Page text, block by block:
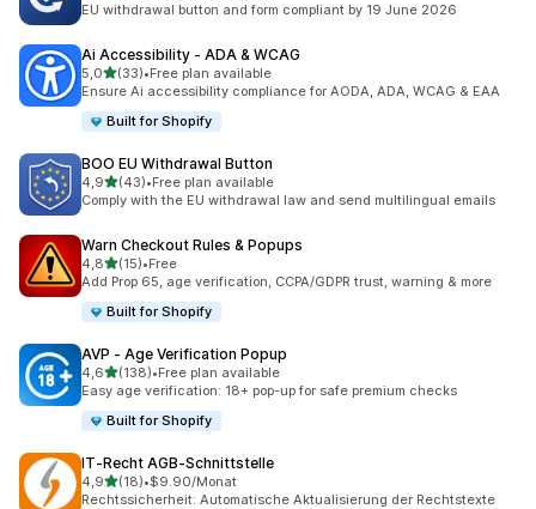
EU withdrawal button and form compliant by 19 June 2026
Ai Accessibility ‑ ADA & WCAG
5,05 yıldız üzerinden
(33)
toplam 33 değerlendirme
•Free plan available
Ensure Ai accessibility compliance for AODA, ADA, WCAG & EAA
Built for Shopify
BOO EU Withdrawal Button
4,95 yıldız üzerinden
(43)
toplam 43 değerlendirme
•Free plan available
Comply with the EU withdrawal law and send multilingual emails
Warn Checkout Rules & Popups
4,85 yıldız üzerinden
(15)
toplam 15 değerlendirme
•Free
Add Prop 65, age verification, CCPA/GDPR trust, warning & more
Built for Shopify
AVP ‑ Age Verification Popup
4,65 yıldız üzerinden
(138)
toplam 138 değerlendirme
•Free plan available
Easy age verification: 18+ pop-up for safe premium checks
Built for Shopify
IT‑Recht AGB‑Schnittstelle
4,95 yıldız üzerinden
(18)
toplam 18 değerlendirme
•$9.90/Monat
Rechtssicherheit: Automatische Aktualisierung der Rechtstexte